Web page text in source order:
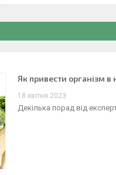
Як привести організм в
18 квітня 2023
Декілька порад від